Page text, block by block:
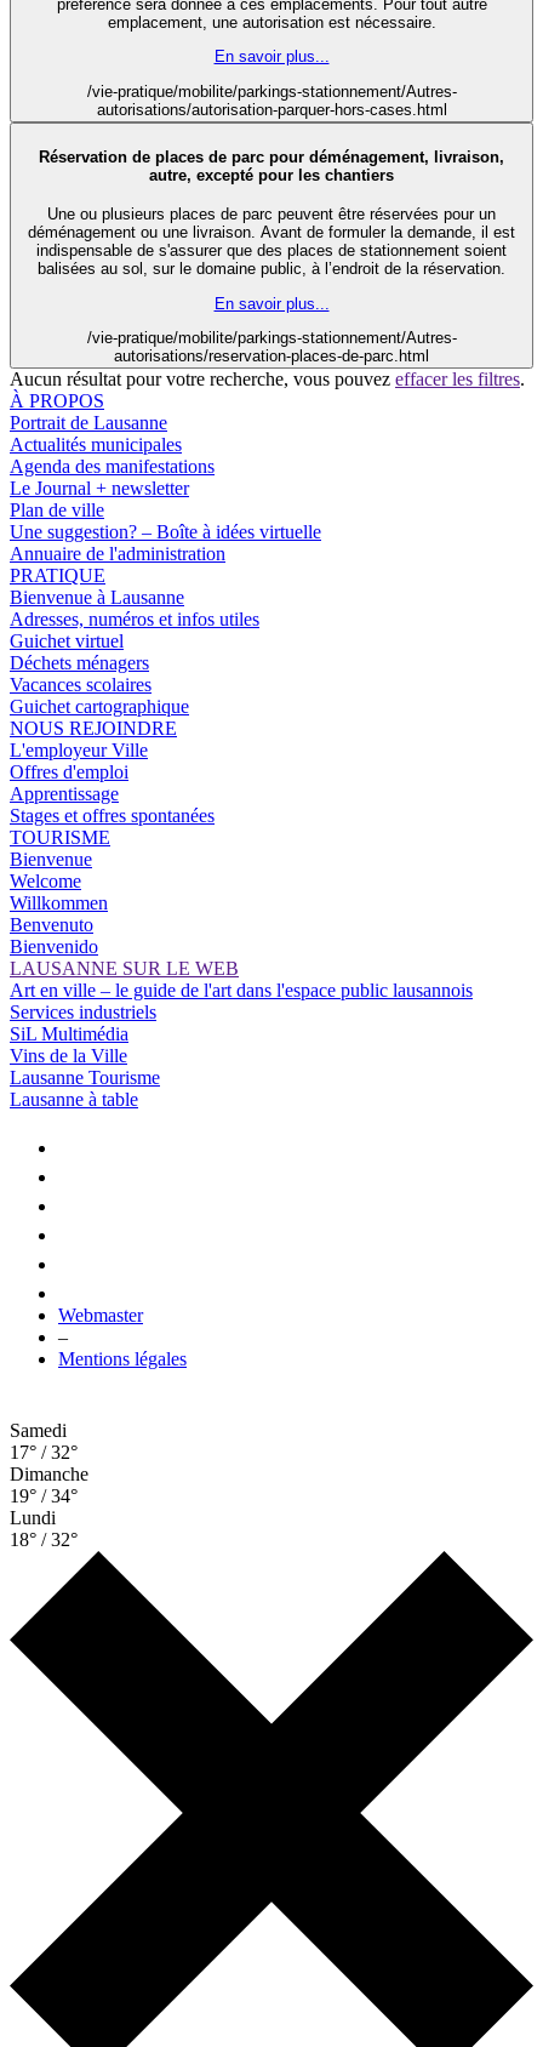
préférence sera donnée à ces emplacements. Pour tout autre
emplacement, une autorisation est nécessaire.
En savoir plus...
/vie-pratique/mobilite/parkings-stationnement/Autres-
autorisations/autorisation-parquer-hors-cases.html
Réservation de places de parc pour déménagement, livraison,
autre, excepté pour les chantiers
Une ou plusieurs places de parc peuvent être réservées pour un
déménagement ou une livraison. Avant de formuler la demande, il est
indispensable de s'assurer que des places de stationnement soient
balisées au sol, sur le domaine public, à l’endroit de la réservation.
En savoir plus...
/vie-pratique/mobilite/parkings-stationnement/Autres-
autorisations/reservation-places-de-parc.html
Aucun résultat pour votre recherche, vous pouvez effacer les filtres.
À PROPOS
Portrait de Lausanne
Actualités municipales
Agenda des manifestations
Le Journal + newsletter
Plan de ville
Une suggestion? – Boîte à idées virtuelle
Annuaire de l'administration
PRATIQUE
Bienvenue à Lausanne
Adresses, numéros et infos utiles
Guichet virtuel
Déchets ménagers
Vacances scolaires
Guichet cartographique
NOUS REJOINDRE
L'employeur Ville
Offres d'emploi
Apprentissage
Stages et offres spontanées
TOURISME
Bienvenue
Welcome
Willkommen
Benvenuto
Bienvenido
LAUSANNE SUR LE WEB
Art en ville – le guide de l'art dans l'espace public lausannois
Services industriels
SiL Multimédia
Vins de la Ville
Lausanne Tourisme
Lausanne à table
Webmaster
–
Mentions légales
Samedi
17° / 32°
Dimanche
19° / 34°
Lundi
18° / 32°